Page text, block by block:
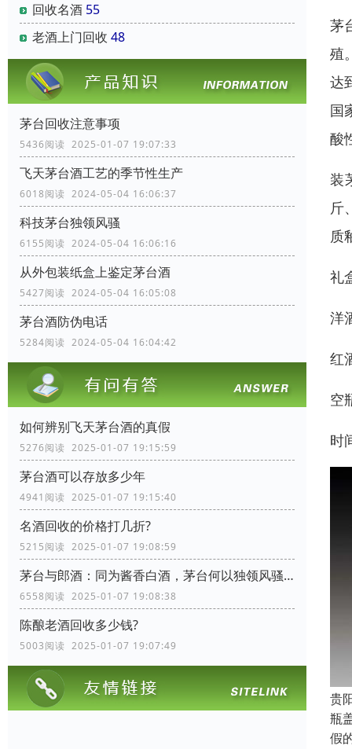
回收名酒 55
老酒上门回收 48
茅台回收注意事项
5436阅读 2025-01-07 19:07:33
飞天茅台酒工艺的季节性生产
6018阅读 2024-05-04 16:06:37
科技茅台独领风骚
6155阅读 2024-05-04 16:06:16
从外包装纸盒上鉴定茅台酒
5427阅读 2024-05-04 16:05:08
茅台酒防伪电话
5284阅读 2024-05-04 16:04:42
如何辨别飞天茅台酒的真假
5276阅读 2025-01-07 19:15:59
茅台酒可以存放多少年
4941阅读 2025-01-07 19:15:40
名酒回收的价格打几折?
5215阅读 2025-01-07 19:08:59
茅台与郎酒：同为酱香白酒，茅台何以独领风骚？
6558阅读 2025-01-07 19:08:38
陈酿老酒回收多少钱?
5003阅读 2025-01-07 19:07:49
茅
殖
达
国
酸
装
斤
质
礼
洋
红
空
时
贵
瓶
假